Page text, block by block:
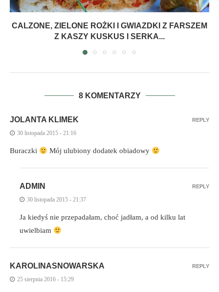
CALZONE, ZIELONE ROŻKI I GWIAZDKI Z FARSZEM
Z KASZY KUSKUS I SERKA...
8 KOMENTARZY
JOLANTA KLIMEK
30 listopada 2015 - 21:16
Buraczki Mój ulubiony dodatek obiadowy
REPLY
ADMIN
30 listopada 2015 - 21:37
Ja kiedyś nie przepadałam, choć jadłam, a od kilku lat
uwielbiam
REPLY
KAROLINASNOWARSKA
25 sierpnia 2016 - 15:29
REPLY